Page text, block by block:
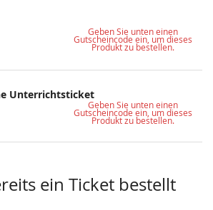
Geben Sie unten einen
Gutscheincode ein, um dieses
Produkt zu bestellen.
Unterrichtsticket
Geben Sie unten einen
Gutscheincode ein, um dieses
Produkt zu bestellen.
ein Ticket bestellt